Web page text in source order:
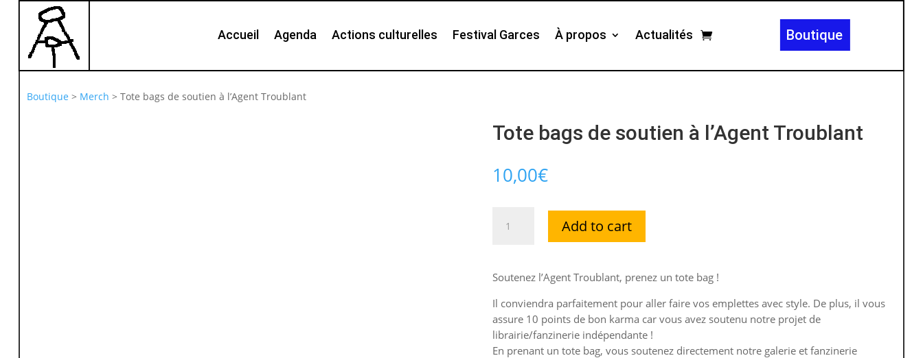
Accueil Agenda Actions culturelles Festival Garces À propos Actualités Boutique
Boutique > Merch > Tote bags de soutien à l’Agent Troublant
Tote bags de soutien à l’Agent Troublant
10,00€
bags
à
Troublant
quantity
Add to cart
Soutenez l’Agent Troublant, prenez un tote bag !
Il conviendra parfaitement pour aller faire vos emplettes avec style. De plus, il vous
assure 10 points de bon karma car vous avez soutenu notre projet de
librairie/fanzinerie indépendante !
En prenant un tote bag, vous soutenez directement notre galerie et fanzinerie